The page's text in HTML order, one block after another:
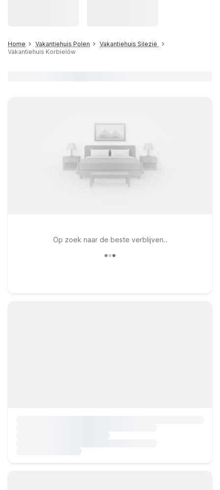
Home Vakantiehuis Polen
Vakantiehuis Silezië
Vakantiehuis Korbielów
Op zoek naar de beste verblijven..